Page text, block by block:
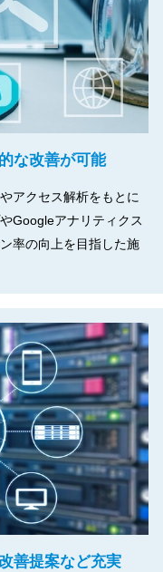
な改善が可能
アクセス解析をもとに
Googleアナリティクス
率の向上を目指した施
善提案など充実